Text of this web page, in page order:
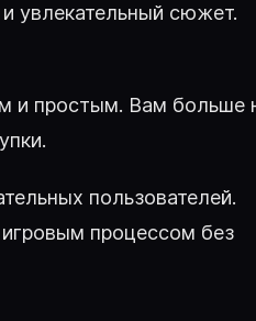
увлекательный сюжет.
и простым. Вам больше
пользователей.
процессом без